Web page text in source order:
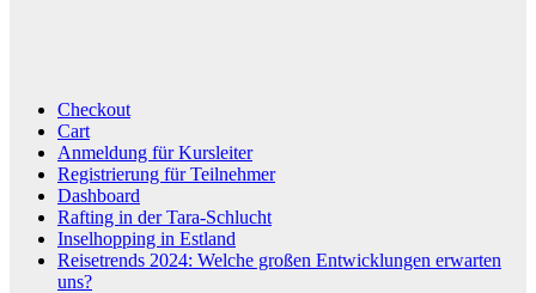
Checkout
Cart
Anmeldung für Kursleiter
Registrierung für Teilnehmer
Dashboard
Rafting in der Tara-Schlucht
Inselhopping in Estland
Reisetrends 2024: Welche großen Entwicklungen erwarten
uns?